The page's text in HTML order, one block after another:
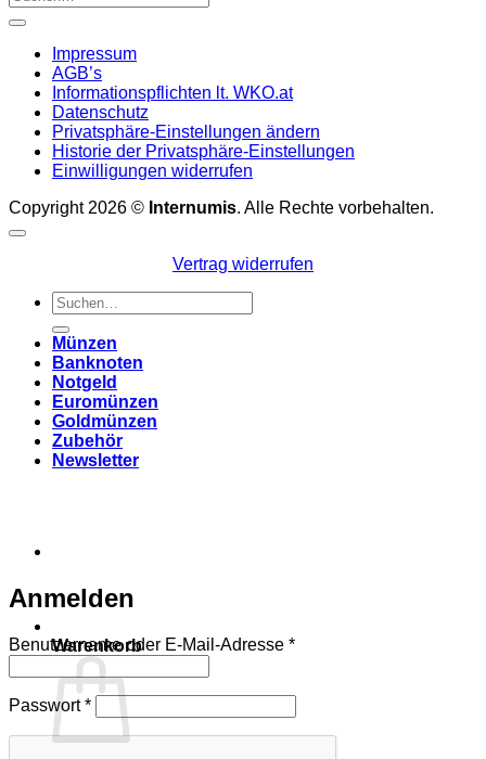
Warenkorb
Impressum
AGB’s
Informationspflichten lt. WKO.at
Datenschutz
Privatsphäre-Einstellungen ändern
Historie der Privatsphäre-Einstellungen
Einwilligungen widerrufen
Copyright 2026 © Internumis. Alle Rechte vorbehalten.
Vertrag widerrufen
Suchen
nach:
Münzen
Banknoten
Notgeld
Euromünzen
Goldmünzen
Zubehör
Newsletter
Anmelden
Benutzername oder E-Mail-Adresse *Erforderlich
Passwort*Erforderlich